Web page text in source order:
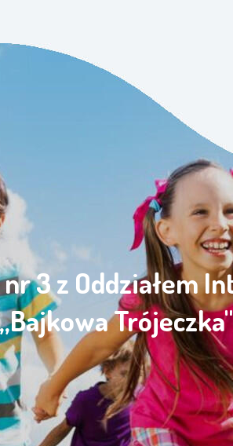
3 z Oddziałem
Trójeczka"